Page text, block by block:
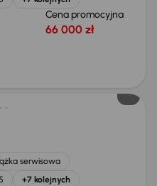
Cena promocyjna
66 000 zł
serwisowa
+7 kolejnych